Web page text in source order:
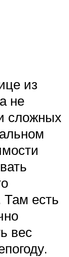
из
не
сложных
Там есть
вес